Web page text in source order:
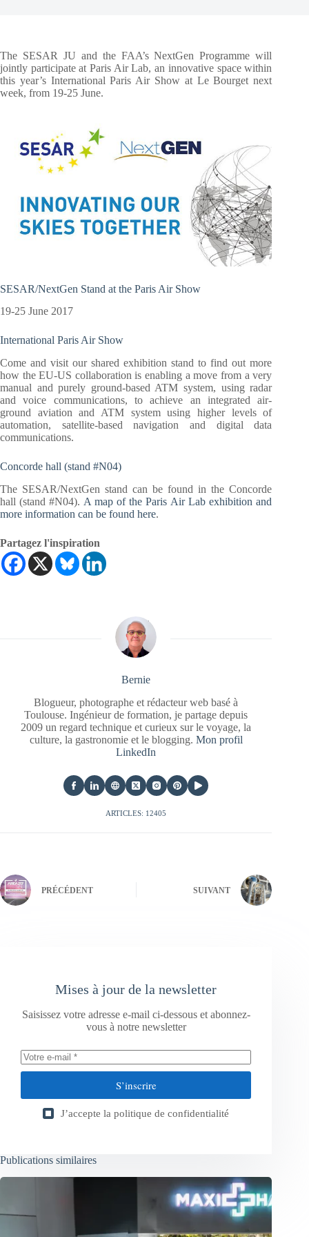
The SESAR JU and the FAA’s NextGen Programme will
jointly participate at Paris Air Lab, an innovative space within
this year’s International Paris Air Show at Le Bourget next
week, from 19-25 June.
SESAR/NextGen Stand at the Paris Air Show
19-25 June 2017
International Paris Air Show
Come and visit our shared exhibition stand to find out more
how the EU-US collaboration is enabling a move from a very
manual and purely ground-based ATM system, using radar
and voice communications, to achieve an integrated air-
ground aviation and ATM system using higher levels of
automation, satellite-based navigation and digital data
communications.
Concorde hall (stand #N04)
The SESAR/NextGen stand can be found in the Concorde
hall (stand #N04). A map of the Paris Air Lab exhibition and
more information can be found here.
Partagez l'inspiration
Bernie
Blogueur, photographe et rédacteur web basé à
Toulouse. Ingénieur de formation, je partage depuis
2009 un regard technique et curieux sur le voyage, la
culture, la gastronomie et le blogging. Mon profil
LinkedIn
ARTICLES: 12405
PRÉCÉDENT SUIVANT
Mises à jour de la newsletter
Saisissez votre adresse e-mail ci-dessous et abonnez-
vous à notre newsletter
S’inscrire
J’accepte la politique de confidentialité
Publications similaires